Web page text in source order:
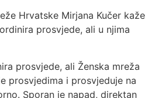
Hrvatske Mirjana Kučer kaže
prosvjede, ali u njima
prosvjede, ali Ženska mreža
prosvjedima i prosvjeduje na
Sporan je napad, direktan